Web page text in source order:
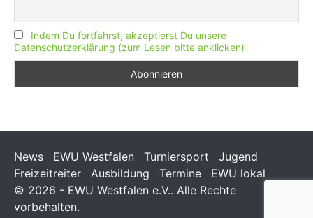
Indem Du fortfährst, akzeptierst Du unsere
Datenschutzerklärung (zum Lesen bitte anklicken)
News EWU Westfalen Turniersport
Jugend
Freizeitreiter
Ausbildung Termine
EWU lokal
© 2026 - EWU Westfalen e.V.. Alle Rechte
vorbehalten.